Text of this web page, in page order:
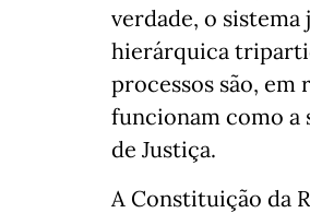
verdade, o
hierárquica
processos são, em
funcionam como a
de Justiça.
A Constituição da